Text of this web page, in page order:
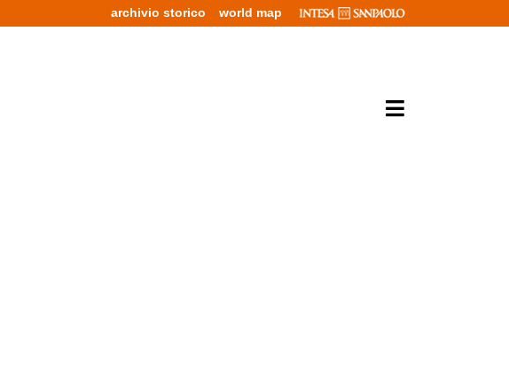
archivio storico world map